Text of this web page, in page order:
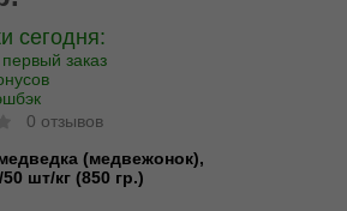
сегодня:
заказ
0 отзывов
(медвежонок),
шт/кг (850 гр.)